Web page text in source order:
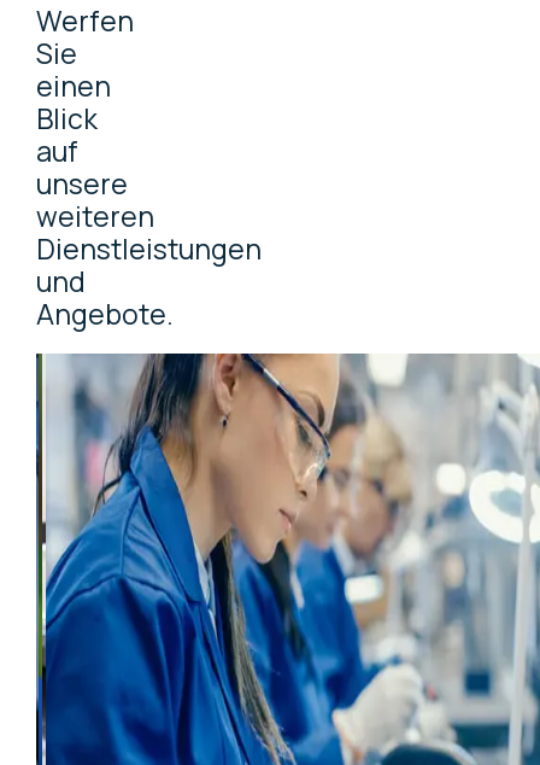
Werfen
Sie
einen
Blick
auf
unsere
weiteren
Dienstleistungen
und
Angebote.